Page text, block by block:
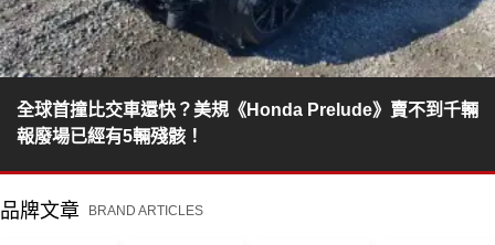
全球首撞比交車還快？美規《Honda Prelude》賣不到千輛
報廢場已經有5輛殘骸！
品牌文章 BRAND ARTICLES